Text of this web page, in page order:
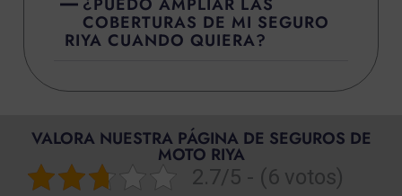
COBERTURAS DE MI SEGURO
RIYA CUANDO QUIERA?
VALORA NUESTRA PÁGINA DE SEGUROS DE
MOTO RIYA
2.7/5 - (6 votos)